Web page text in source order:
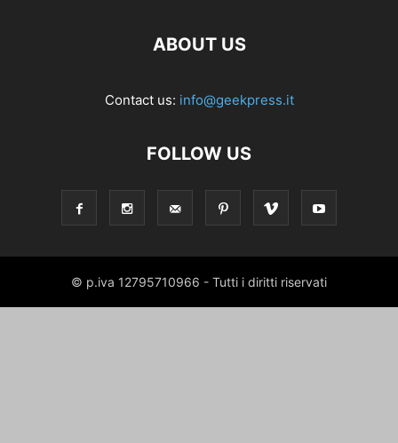
ABOUT US
Contact us: info@geekpress.it
FOLLOW US
© p.iva 12795710966 - Tutti i diritti riservati